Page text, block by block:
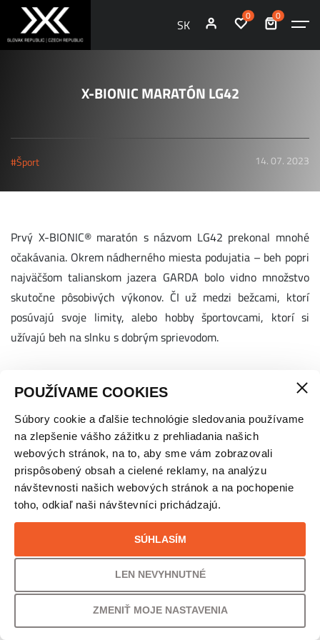
POUŽÍVAME COOKIES
Súbory cookie a ďalšie technológie sledovania používame
na zlepšenie vášho zážitku z prehliadania našich
webových stránok, na to, aby sme vám zobrazovali
prispôsobený obsah a cielené reklamy, na analýzu
návštevnosti našich webových stránok a na pochopenie
toho, odkiaľ naši návštevníci prichádzajú.
SÚHLASÍM
LEN NEVYHNUTNÉ
ZMENIŤ MOJE NASTAVENIA
SK
0 0
X-BIONIC MARATÓN LG42
#Šport 14. 07. 2023
Prvý X-BIONIC® maratón s názvom LG42 prekonal mnohé
očakávania. Okrem nádherného miesta podujatia – beh popri
najväčšom talianskom jazera GARDA bolo vidno množstvo
skutočne pôsobivých výkonov. ČI už medzi bežcami, ktorí
posúvajú svoje limity, alebo hobby športovcami, ktorí si
užívajú beh na slnku s dobrým sprievodom.